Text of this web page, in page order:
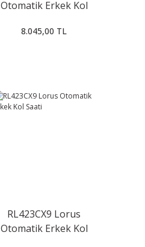
Otomatik Erkek Kol
8.045,00 TL
RL423CX9 Lorus
Otomatik Erkek Kol